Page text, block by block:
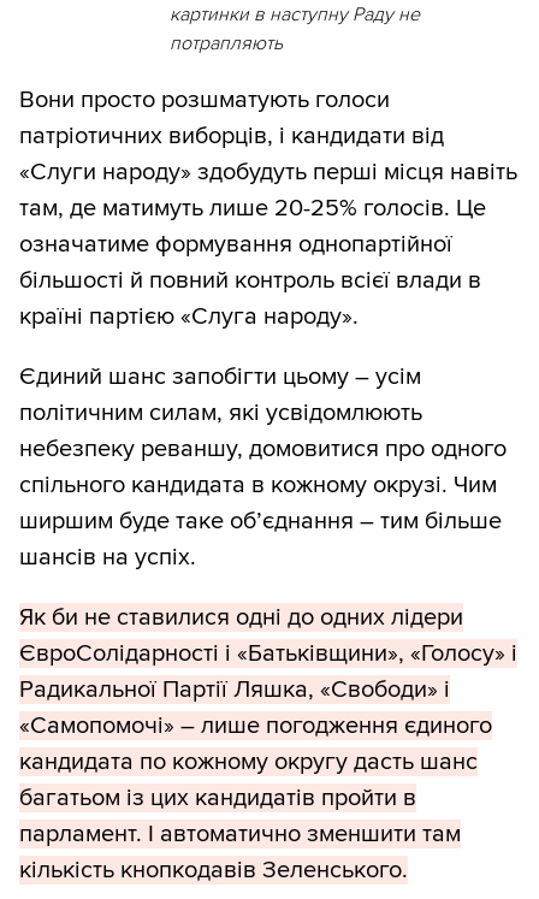
картинки в наступну Раду не
потрапляють
Вони просто розшматують голоси
патріотичних виборців, і кандидати від
«Слуги народу» здобудуть перші місця навіть
там, де матимуть лише 20-25% голосів. Це
означатиме формування однопартійної
більшості й повний контроль всієї влади в
країні партією «Слуга народу».
Єдиний шанс запобігти цьому – усім
політичним силам, які усвідомлюють
небезпеку реваншу, домовитися про одного
спільного кандидата в кожному окрузі. Чим
ширшим буде таке об’єднання – тим більше
шансів на успіх.
Як би не ставилися одні до одних лідери
ЄвроСолідарності і «Батьківщини», «Голосу» і
Радикальної Партії Ляшка, «Свободи» і
«Самопомочі» – лише погодження єдиного
кандидата по кожному округу дасть шанс
багатьом із цих кандидатів пройти в
парламент. І автоматично зменшити там
кількість кнопкодавів Зеленського.